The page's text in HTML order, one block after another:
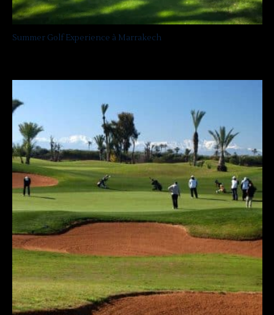
Summer Golf Experience à Marrakech